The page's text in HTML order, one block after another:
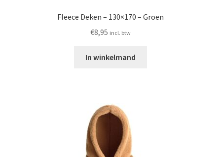
Fleece Deken – 130×170 – Groen
€8,95 incl. btw
In winkelmand